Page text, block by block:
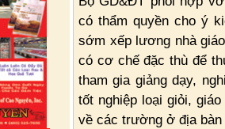
có thẩm quyền cho ý
sớm xếp lương nhà
có cơ chế đặc thù để
tham gia giảng dạy,
tốt nghiệp loại giỏi,
về các trường ở địa bàn